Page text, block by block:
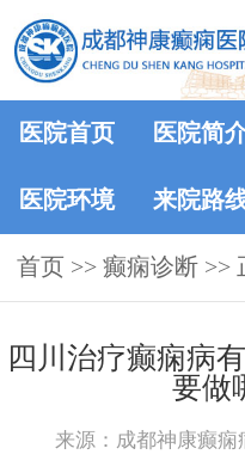
医院首页 医院简
医院环境 来院路
首页 >> 癫痫诊断 >>
四川治疗癫痫病
要做
来源：成都神康癫痫